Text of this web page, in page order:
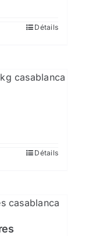
Détails
Détails